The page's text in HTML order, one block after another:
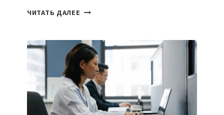
ЧИТАТЬ ДАЛЕЕ ИИ-
БИЗНЕСА:
КАКИЕ
3
ЗАДАЧИ
ЕМУ
МОЖНО